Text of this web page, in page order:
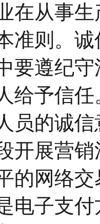
在从事
准则。
要遵纪
给予信任
员的诚
开展营
的网络
电子支